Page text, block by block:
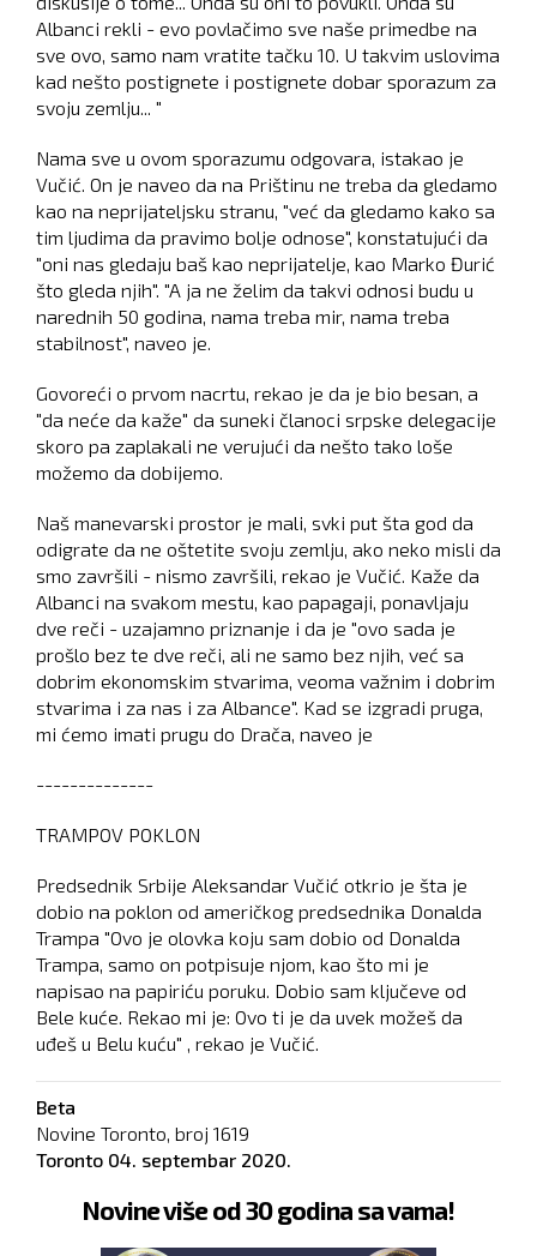
Albanci rekli - evo povlačimo sve naše primedbe na
sve ovo, samo nam vratite tačku 10. U takvim uslovima
kad nešto postignete i postignete dobar sporazum za
svoju zemlju... "
Nama sve u ovom sporazumu odgovara, istakao je
Vučić. On je naveo da na Prištinu ne treba da gledamo
kao na neprijateljsku stranu, "već da gledamo kako sa
tim ljudima da pravimo bolje odnose", konstatujući da
"oni nas gledaju baš kao neprijatelje, kao Marko Đurić
što gleda njih". "A ja ne želim da takvi odnosi budu u
narednih 50 godina, nama treba mir, nama treba
stabilnost", naveo je.
Govoreći o prvom nacrtu, rekao je da je bio besan, a
"da neće da kaže" da suneki članoci srpske delegacije
skoro pa zaplakali ne verujući da nešto tako loše
možemo da dobijemo.
Naš manevarski prostor je mali, svki put šta god da
odigrate da ne oštetite svoju zemlju, ako neko misli da
smo završili - nismo završili, rekao je Vučić. Kaže da
Albanci na svakom mestu, kao papagaji, ponavljaju
dve reči - uzajamno priznanje i da je "ovo sada je
prošlo bez te dve reči, ali ne samo bez njih, već sa
dobrim ekonomskim stvarima, veoma važnim i dobrim
stvarima i za nas i za Albance". Kad se izgradi pruga,
mi ćemo imati prugu do Drača, naveo je
--------------
TRAMPOV POKLON
Predsednik Srbije Aleksandar Vučić otkrio je šta je
dobio na poklon od američkog predsednika Donalda
Trampa "Ovo je olovka koju sam dobio od Donalda
Trampa, samo on potpisuje njom, kao što mi je
napisao na papiriću poruku. Dobio sam ključeve od
Bele kuće. Rekao mi je: Ovo ti je da uvek možeš da
uđeš u Belu kuću" , rekao je Vučić.
Beta
Novine Toronto, broj 1619
Toronto 04. septembar 2020.
Novine više od 30 godina sa vama!